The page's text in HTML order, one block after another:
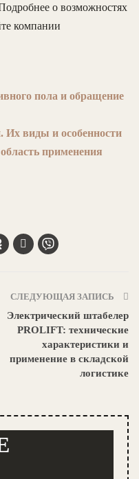
о возможностях
компании
пола и обращение
виды и особенности
применения
СЛЕДУЮЩАЯ ЗАПИСЬ
Электрический штабелер
PROLIFT: технические
характеристики и
применение в складской
логистике